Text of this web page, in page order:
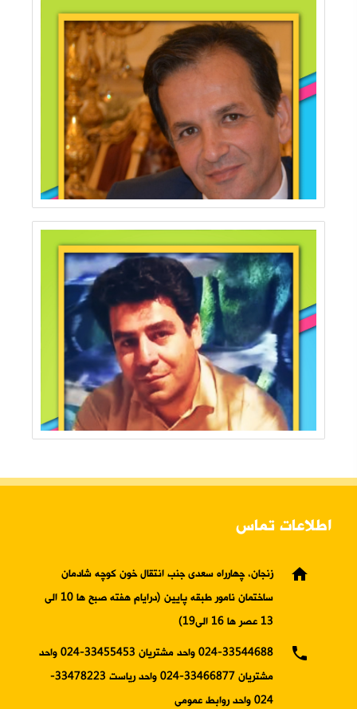
اطلاعات تماس
home
زنجان، چهارراه سعدی جنب انتقال خون کوچه شادمان
ساختمان نامور طبقه پایین (درایام هفته صبح ها 10 الی
13 عصر ها 16 الی19)
phone
024-33544688 واحد مشتریان 33455453-024 واحد
مشتریان 33466877-024 واحد ریاست 33478223-
024 واحد روابط عمومی